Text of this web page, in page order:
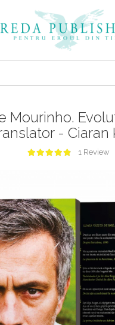
Mourinho.
- Ciaran
1 Review